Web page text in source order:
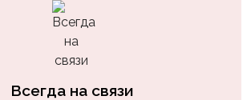
Всегда на связи